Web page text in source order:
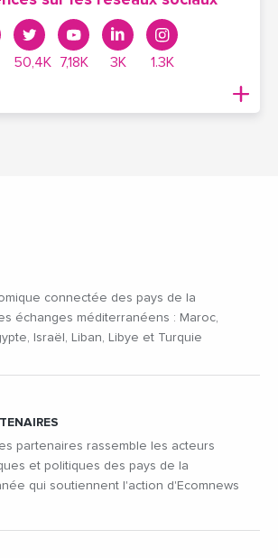
50,4K 7,18K 3K 1.3K
connectée des pays de la
échanges méditerranéens : Maroc,
Israël, Liban, Libye et Turquie
partenaires rassemble les acteurs
et politiques des pays de la
qui soutiennent l'action d'Ecomnews